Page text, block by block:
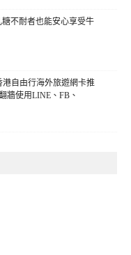
不耐者也能安心享受牛
自由行海外旅遊網卡推
牆使用LINE、FB、